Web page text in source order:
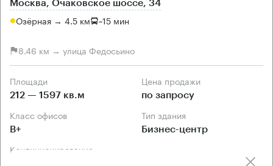
Москва, Очаковское шоссе, 34
Озёрная → 4.5 км ~15 мин
8.46 км → улица Федосьино
Площади
212 — 1597 кв.м
Цена продажи
по запросу
Класс офисов
B+
Тип здания
Бизнес-центр
Кондиционирование